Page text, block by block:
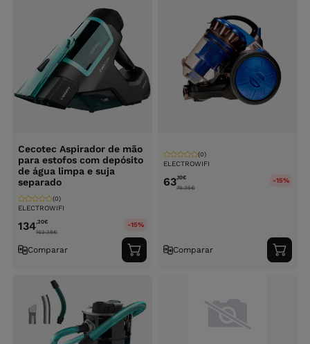
Cecotec Aspirador de mão
para estofos com depósito
de água limpa e suja
separado
ELECTROWIFI
(0)
134,20€
162.38€
-15%
Comparar
Adicionar
ao
ELECTROWIFI
(0)
63,10€
76.35€
-15%
Comparar
ao